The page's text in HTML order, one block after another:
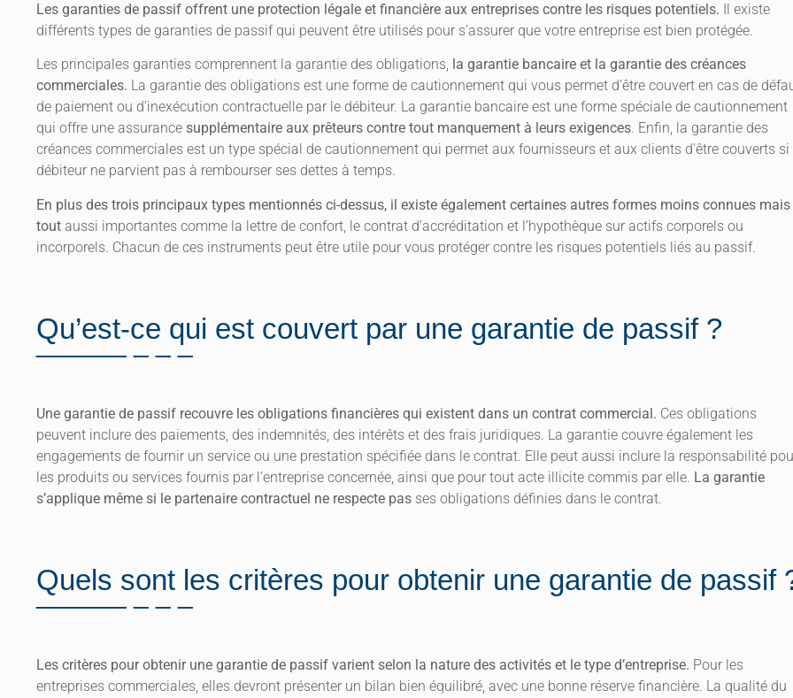
Les garanties de passif offrent une protection légale et financière aux entreprises contre les risques potentiels. Il existe
différents types de garanties de passif qui peuvent être utilisés pour s’assurer que votre entreprise est bien protégée.
Les principales garanties comprennent la garantie des obligations, la garantie bancaire et la garantie des créances
commerciales. La garantie des obligations est une forme de cautionnement qui vous permet d’être couvert en cas de
de paiement ou d’inexécution contractuelle par le débiteur. La garantie bancaire est une forme spéciale de cautionnement
qui offre une assurance supplémentaire aux prêteurs contre tout manquement à leurs exigences. Enfin, la garantie des
créances commerciales est un type spécial de cautionnement qui permet aux fournisseurs et aux clients d’être couverts si
débiteur ne parvient pas à rembourser ses dettes à temps.
En plus des trois principaux types mentionnés ci-dessus, il existe également certaines autres formes moins connues mais
tout aussi importantes comme la lettre de confort, le contrat d’accréditation et l’hypothèque sur actifs corporels ou
incorporels. Chacun de ces instruments peut être utile pour vous protéger contre les risques potentiels liés au passif.
Qu’est-ce qui est couvert par une garantie de passif ?
Une garantie de passif recouvre les obligations financières qui existent dans un contrat commercial. Ces obligations
peuvent inclure des paiements, des indemnités, des intérêts et des frais juridiques. La garantie couvre également les
engagements de fournir un service ou une prestation spécifiée dans le contrat. Elle peut aussi inclure la responsabilité
les produits ou services fournis par l’entreprise concernée, ainsi que pour tout acte illicite commis par elle. La garantie
s’applique même si le partenaire contractuel ne respecte pas ses obligations définies dans le contrat.
Quels sont les critères pour obtenir une garantie de passif
Les critères pour obtenir une garantie de passif varient selon la nature des activités et le type d’entreprise. Pour les
entreprises commerciales, elles devront présenter un bilan bien équilibré, avec une bonne réserve financière. La qualité du